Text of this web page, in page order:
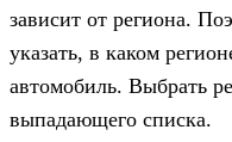
зависит от региона.
указать, в каком
автомобиль. Выбрать
выпадающего списка.